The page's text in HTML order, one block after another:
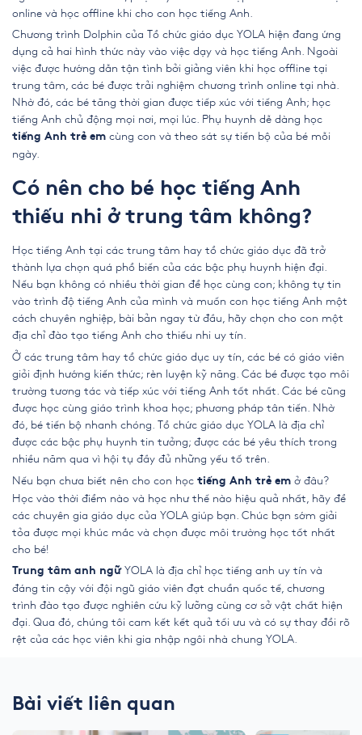
online và học offline khi cho con học tiếng Anh.
Chương trình Dolphin của Tổ chức giáo dục YOLA hiện đang ứng
dụng cả hai hình thức này vào việc dạy và học tiếng Anh. Ngoài
việc được hướng dẫn tận tình bởi giảng viên khi học offline tại
trung tâm, các bé được trải nghiệm chương trình online tại nhà.
Nhờ đó, các bé tăng thời gian được tiếp xúc với tiếng Anh; học
tiếng Anh chủ động mọi nơi, mọi lúc. Phụ huynh dễ dàng học
tiếng Anh trẻ em cùng con và theo sát sự tiến bộ của bé mỗi
ngày.
Có nên cho bé học tiếng Anh
thiếu nhi ở trung tâm không?
Học tiếng Anh tại các trung tâm hay tổ chức giáo dục đã trở
thành lựa chọn quá phổ biến của các bậc phụ huynh hiện đại.
Nếu bạn không có nhiều thời gian để học cùng con; không tự tin
vào trình độ tiếng Anh của mình và muốn con học tiếng Anh một
cách chuyên nghiệp, bài bản ngay từ đầu, hãy chọn cho con một
địa chỉ đào tạo tiếng Anh cho thiếu nhi uy tín.
Ở các trung tâm hay tổ chức giáo dục uy tín, các bé có giáo viên
giỏi định hướng kiến thức; rèn luyện kỹ năng. Các bé được tạo môi
trường tương tác và tiếp xúc với tiếng Anh tốt nhất. Các bé cũng
được học cùng giáo trình khoa học; phương pháp tân tiến. Nhờ
đó, bé tiến bộ nhanh chóng. Tổ chức giáo dục YOLA là địa chỉ
được các bậc phụ huynh tin tưởng; được các bé yêu thích trong
nhiều năm qua vì hội tụ đầy đủ những yếu tố trên.
Nếu bạn chưa biết nên cho con học tiếng Anh trẻ em ở đâu?
Học vào thời điểm nào và học như thế nào hiệu quả nhất, hãy để
các chuyên gia giáo dục của YOLA giúp bạn. Chúc bạn sớm giải
tỏa được mọi khúc mắc và chọn được môi trường học tốt nhất
cho bé!
Trung tâm anh ngữYOLA là địa chỉ học tiếng anh uy tín và
đáng tin cậy với đội ngũ giáo viên đạt chuẩn quốc tế, chương
trình đào tạo được nghiên cứu kỹ lưỡng cùng cơ sở vật chất hiện
đại. Qua đó, chúng tôi cam kết kết quả tối ưu và có sự thay đổi rõ
rệt của các học viên khi gia nhập ngôi nhà chung YOLA.
Bài viết liên quan